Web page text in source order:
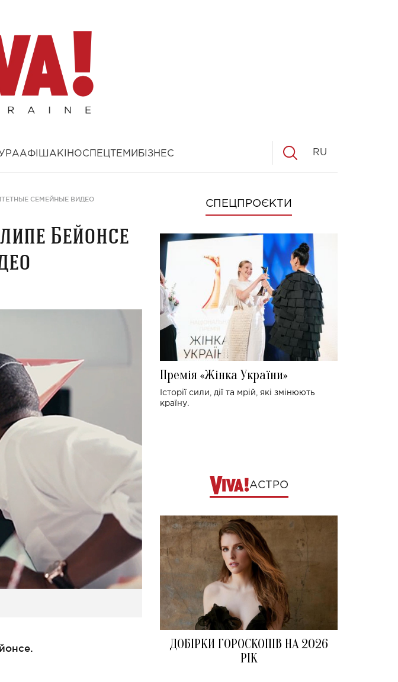
АФІША КІНОСПЕЦТЕМИ БІЗНЕС RU
СЕМЕЙНЫЕ ВИДЕО
Бейонсе
СПЕЦПРОЄКТИ
Премія «Жінка України»
Історії сили, дії та мрій, які змінюють
країну.
АСТРО
ДОБІРКИ ГОРОСКОПІВ НА 2026
РІК